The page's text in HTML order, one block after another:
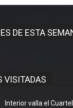
DE ESTA
VISITADAS
Interior valla el